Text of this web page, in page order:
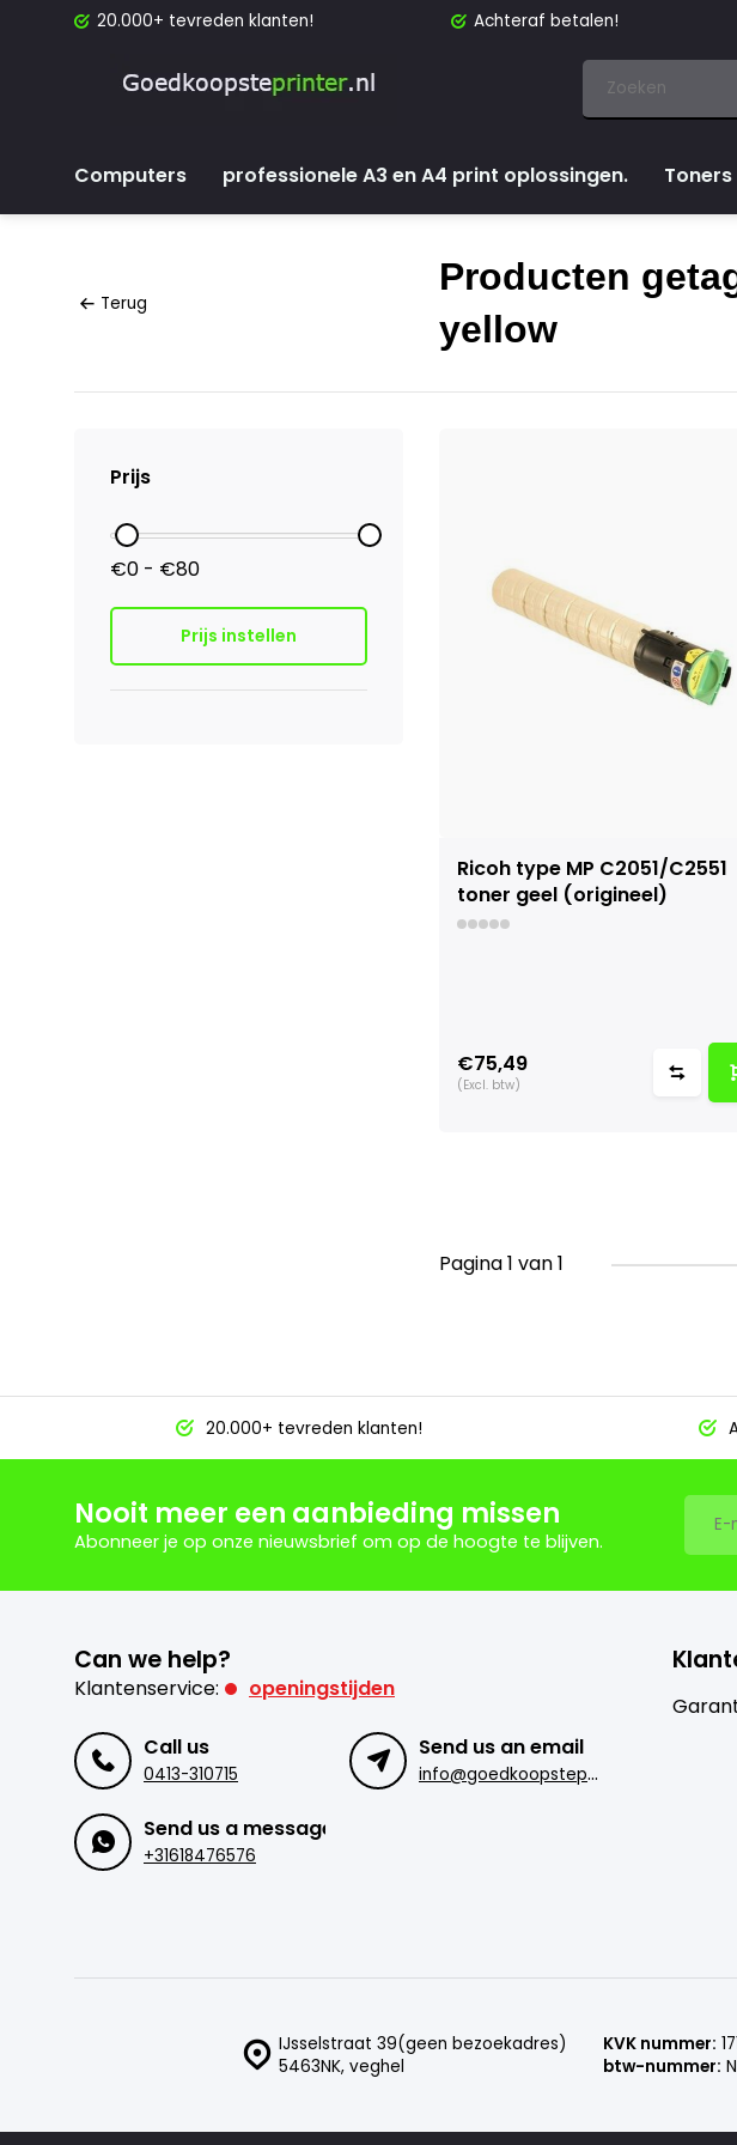
20.000+ tevreden klanten! Achteraf betalen!
Computers professionele A3 en A4 print oplossingen. Toners
Terug
Producten
yellow
Prijs
€0 - €80
Prijs instellen
Ricoh type MP C2051/C2551
toner geel (origineel)
€75,49
(Excl. btw)
Pagina 1 van 1
20.000+ tevreden klanten!
Nooit meer een aanbieding missen
Abonneer je op onze nieuwsbrief om op de hoogte te blijven.
Can we help?
Klantenservice: openingstijden
Call us
0413-310715
Send us an email
i
nfo@goedkoopsteprinter.nl
Send us a message
+31618476576
IJsselstraat 39(geen bezoekadres)
5463NK, veghel
KVK nummer:
btw-nummer: